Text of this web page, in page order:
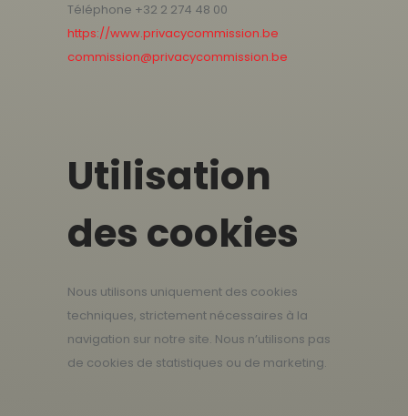
Téléphone +32 2 274 48 00
https://www.privacycommission.be
commission@privacycommission.be
Utilisation
des cookies
Nous utilisons uniquement des cookies
techniques, strictement nécessaires à la
navigation sur notre site. Nous n’utilisons pas
de cookies de statistiques ou de marketing.